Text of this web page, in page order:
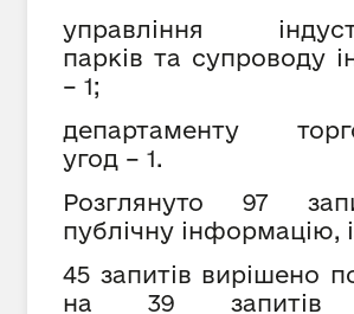
управління
парків та супроводу
– 1;
департаменту
угод – 1.
Розглянуто 97
публічну інформацію,
45 запитів вирішено
на 39 запитів